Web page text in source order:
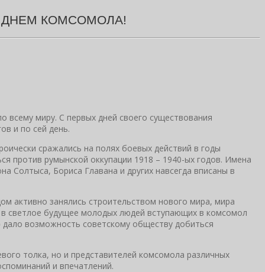
ДНЕМ КОМСОМОЛА!
миру. С первых дней своего существования
и по сей день.
сражались на полях боевых действий в годы
румынской оккупации 1918 – 1940-ых годов. Имена
Солтыса, Бориса Главана и других навсегда вписаны в
активно занялись строительством нового мира, мира
в светлое будущее молодых людей вступающих в комсомол
возможность советскому обществу добиться
толка, но и представителей комсомола различных
и впечатлений.